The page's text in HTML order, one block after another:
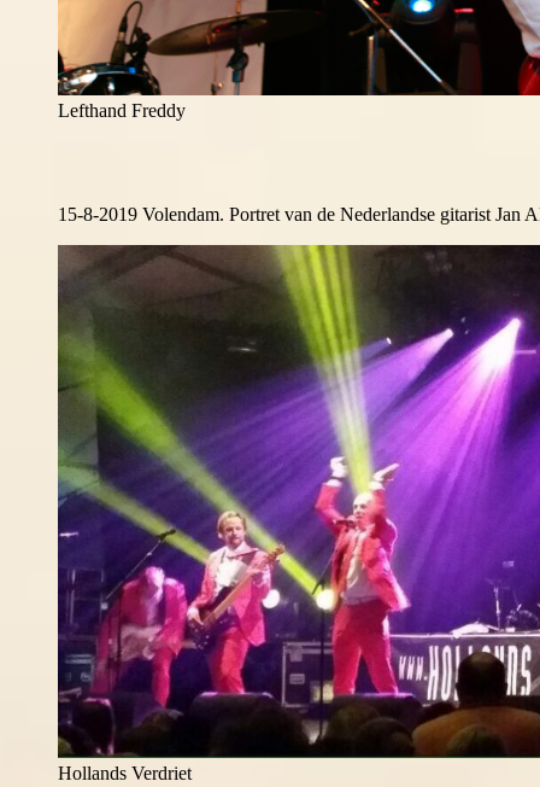
Lefthand Freddy
15-8-2019 Volendam. Portret van de Nederlandse gitarist Jan
Hollands Verdriet